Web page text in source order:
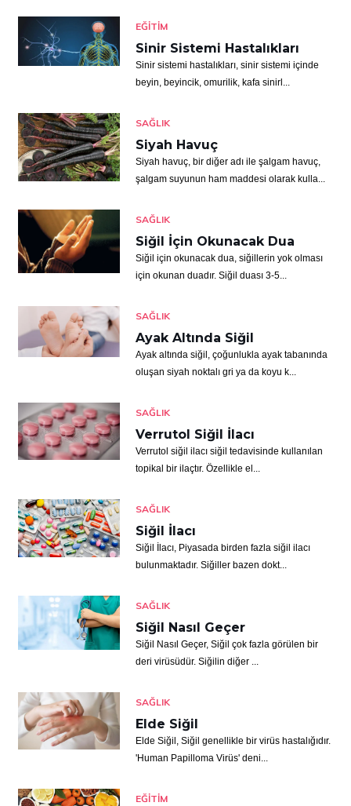
EĞITIM
Sinir Sistemi Hastalıkları
Sinir sistemi hastalıkları, sinir sistemi içinde
beyin, beyincik, omurilik, kafa sinirl...
SAĞLIK
Siyah Havuç
Siyah havuç, bir diğer adı ile şalgam havuç,
şalgam suyunun ham maddesi olarak kulla...
SAĞLIK
Siğil İçin Okunacak Dua
Siğil için okunacak dua, siğillerin yok olması
için okunan duadır. Siğil duası 3-5...
SAĞLIK
Ayak Altında Siğil
Ayak altında siğil, çoğunlukla ayak tabanında
oluşan siyah noktalı gri ya da koyu k...
SAĞLIK
Verrutol Siğil İlacı
Verrutol siğil ilacı siğil tedavisinde kullanılan
topikal bir ilaçtır. Özellikle el...
SAĞLIK
Siğil İlacı
Siğil İlacı, Piyasada birden fazla siğil ilacı
bulunmaktadır. Siğiller bazen dokt...
SAĞLIK
Siğil Nasıl Geçer
Siğil Nasıl Geçer, Siğil çok fazla görülen bir
deri virüsüdür. Siğilin diğer ...
SAĞLIK
Elde Siğil
Elde Siğil, Siğil genellikle bir virüs hastalığıdır.
'Human Papilloma Virüs' deni...
EĞITIM